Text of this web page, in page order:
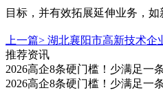
目标，并有效拓展延伸业务，如
上一篇> 湖北襄阳市高新技术企
推荐资讯
2026高企8条硬门槛！少满足一
2026高企8条硬门槛！少满足一